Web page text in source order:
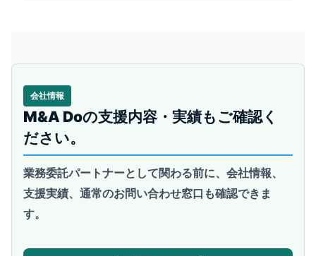
会社情報
M&A Doの支援内容・実績もご確認く
ださい。
業務委託パートナーとして関わる前に、会社情報、
支援実績、通常のお問い合わせ窓口も確認できま
す。